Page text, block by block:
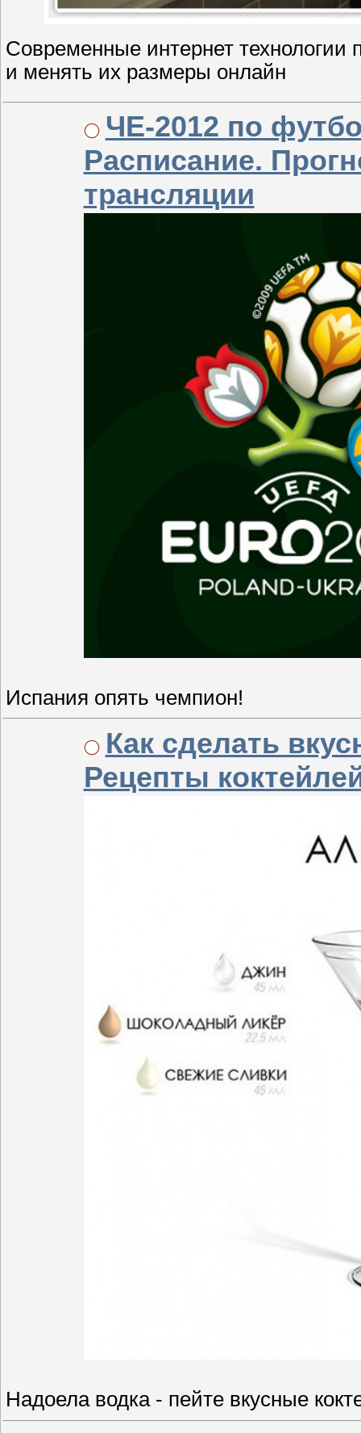
Современные интернет технологии
и менять их размеры онлайн
ЧЕ-2012 по
Расписание.
трансляции
Испания опять чемпион!
Как сделать
Рецепты
Надоела водка - пейте вкусные